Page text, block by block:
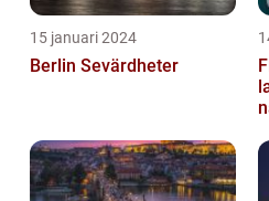
15 januari 2024
Berlin Sevärdheter